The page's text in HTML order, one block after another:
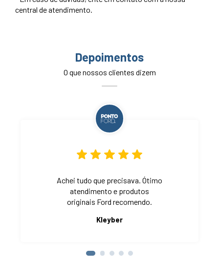
central de atendimento.
Depoimentos
O que nossos clientes dizem
Achei tudo que precisava. Ótimo
atendimento e produtos
originais Ford recomendo.
Kleyber